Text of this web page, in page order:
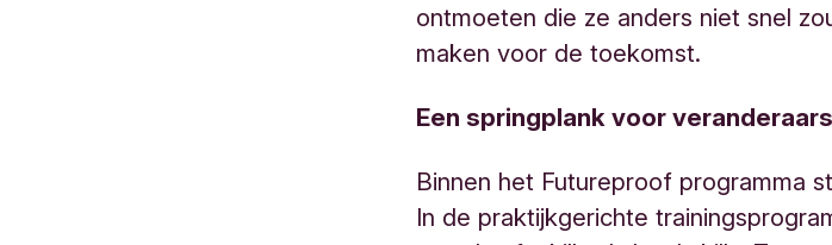
ontmoeten die ze anders niet snel
maken voor de toekomst.
Een springplank voor veranderaars
Binnen het Futureproof programma
In de praktijkgerichte